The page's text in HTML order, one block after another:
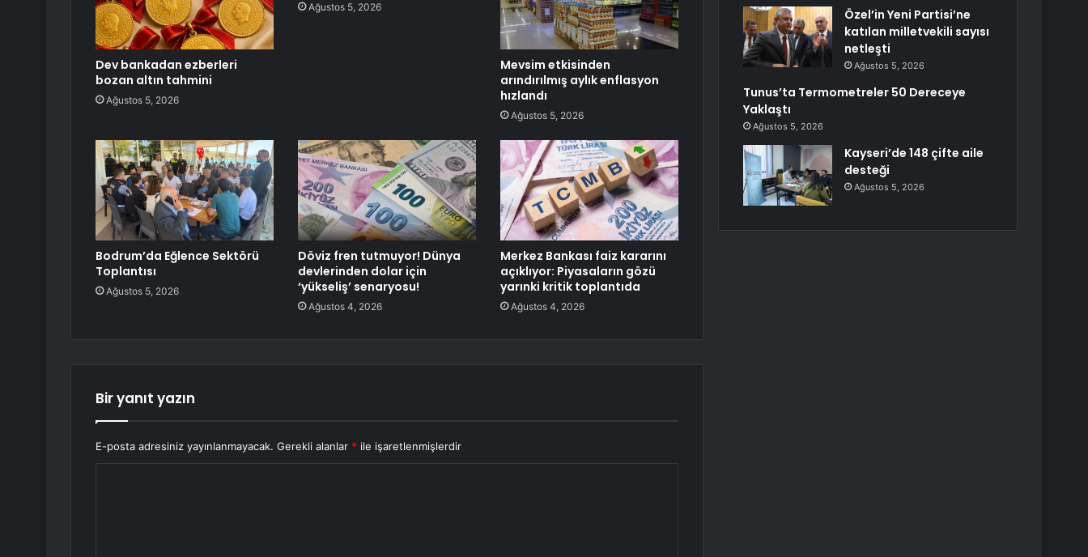
Dev bankadan ezberleri
bozan altın tahmini
Ağustos 5, 2026
Ağustos 5, 2026
Mevsim etkisinden
arındırılmış aylık enflasyon
hızlandı
Ağustos 5, 2026
Bodrum’da Eğlence Sektörü
Toplantısı
Ağustos 5, 2026
Döviz fren tutmuyor! Dünya
devlerinden dolar için
‘yükseliş’ senaryosu!
Ağustos 4, 2026
Merkez Bankası faiz kararını
açıklıyor: Piyasaların gözü
yarınki kritik toplantıda
Ağustos 4, 2026
Bir yanıt yazın
E-posta adresiniz yayınlanmayacak. Gerekli alanlar * ile işaretlenmişlerdir
Özel’in Yeni Partisi’ne
katılan milletvekili sayısı
netleşti
Ağustos 5, 2026
Tunus’ta Termometreler 50 Dereceye
Yaklaştı
Ağustos 5, 2026
Kayseri’de 148 çifte aile
desteği
Ağustos 5, 2026